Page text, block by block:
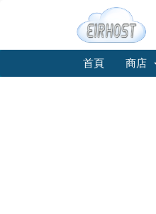
首頁 商店